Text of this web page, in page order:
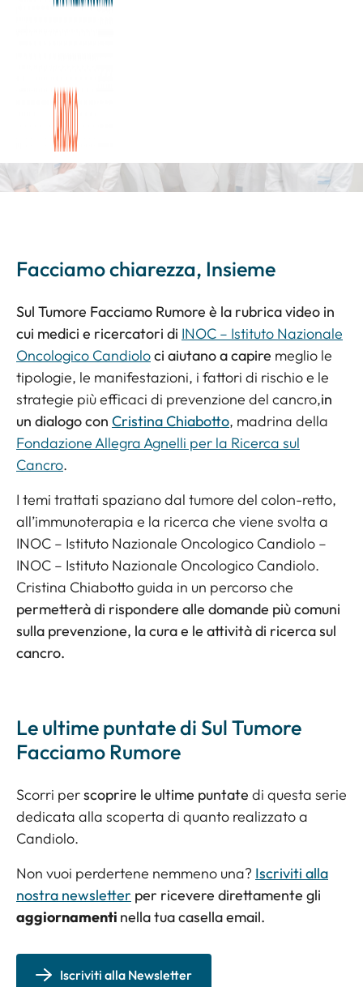
Facciamo chiarezza, Insieme
Sul Tumore Facciamo Rumore è la rubrica video in
cui medici e ricercatori di INOC – Istituto Nazionale
Oncologico Candioloci aiutano a capire meglio le
tipologie, le manifestazioni, i fattori di rischio e le
strategie più efficaci di prevenzione del cancro,in
un dialogo con Cristina Chiabotto, madrina della
Fondazione Allegra Agnelli per la Ricerca sul
Cancro.
I temi trattati spaziano dal tumore del colon-retto,
all’immunoterapia e la ricerca che viene svolta a
INOC – Istituto Nazionale Oncologico Candiolo –
INOC – Istituto Nazionale Oncologico Candiolo.
Cristina Chiabotto guida in un percorso che
permetterà di rispondere alle domande più comuni
sulla prevenzione, la cura e le attività di ricerca sul
cancro.
Le ultime puntate di Sul Tumore
Facciamo Rumore
Scorri perscoprire le ultime puntate di questa serie
dedicata alla scoperta di quanto realizzato a
Candiolo.
Non vuoi perdertene nemmeno una? Iscriviti alla
nostra newsletter per ricevere direttamente gli
aggiornamenti nella tua casella email.
Iscriviti alla Newsletter